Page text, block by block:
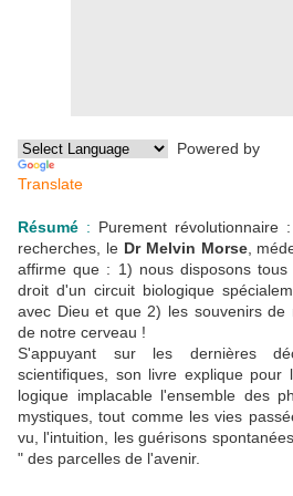
Powered by
Translate
Résumé : Purement révolutionnaire
recherches, le Dr Melvin Morse,
affirme que : 1) nous disposons
droit d'un circuit biologique
avec Dieu et que 2) les souvenirs
de notre cerveau !
S'appuyant sur les dernières
scientifiques, son livre explique
logique implacable l'ensemble des
mystiques, tout comme les vies
vu, l'intuition, les guérisons
" des parcelles de l'avenir.